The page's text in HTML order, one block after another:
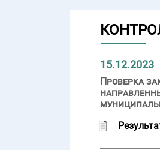
15.12.2023
Проверка